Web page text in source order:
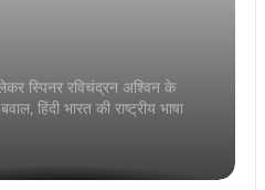
लेकर स्पिनर रविचंद्रन अश्विन के
हिंदी भारत की राष्ट्रीय भाषा